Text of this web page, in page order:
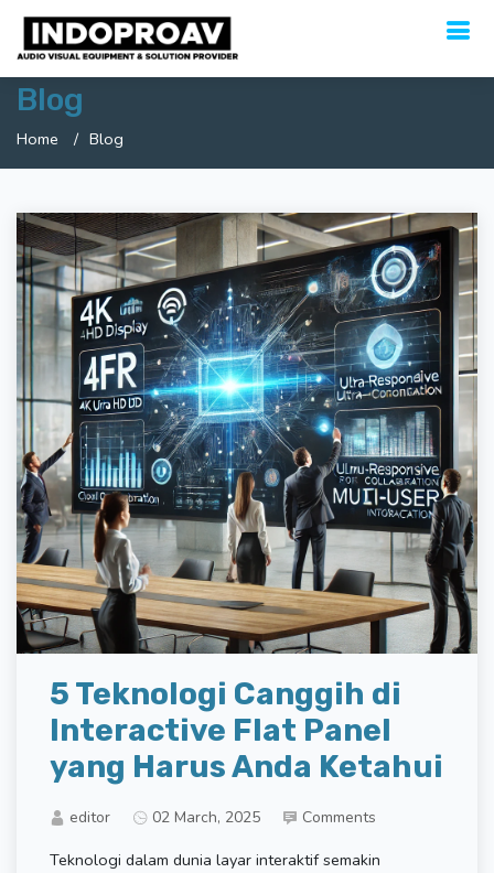
Blog
Home Blog
5 Teknologi Canggih di
Interactive Flat Panel
yang Harus Anda Ketahui
editor 02 March, 2025 Comments
Teknologi dalam dunia layar interaktif semakin